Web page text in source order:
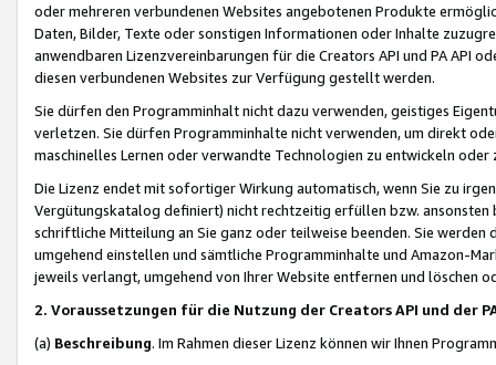
oder mehreren verbundenen Websites angebotenen Produkte
Daten, Bilder, Texte oder sonstigen Informationen oder Inhalte
anwendbaren Lizenzvereinbarungen für die Creators API und PA API
diesen verbundenen Websites zur Verfügung gestellt werden.
Sie dürfen den Programminhalt nicht dazu verwenden, geistiges
verletzen. Sie dürfen Programminhalte nicht verwenden, um direkt
maschinelles Lernen oder verwandte Technologien zu entwickeln
Die Lizenz endet mit sofortiger Wirkung automatisch, wenn Sie zu
Vergütungskatalog definiert) nicht rechtzeitig erfüllen bzw. ansonsten
schriftliche Mitteilung an Sie ganz oder teilweise beenden. Sie werden
umgehend einstellen und sämtliche Programminhalte und Amazon-
jeweils verlangt, umgehend von Ihrer Website entfernen und löschen
2. Voraussetzungen für die Nutzung der Creators API und der
(a) Beschreibung. Im Rahmen dieser Lizenz können wir Ihnen